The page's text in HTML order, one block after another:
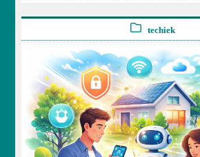
techiek